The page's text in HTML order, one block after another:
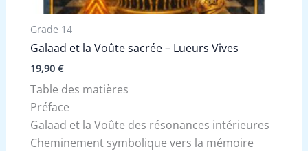
Grade 14
Galaad et la Voûte sacrée – Lueurs Vives
19,90 €
Table des matières
Préface
Galaad et la Voûte des résonances intérieures
Cheminement symbolique vers la mémoire